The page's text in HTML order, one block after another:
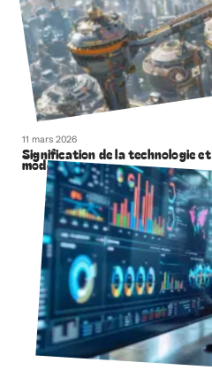
11 mars 2026
Signification de la technologie
moderne